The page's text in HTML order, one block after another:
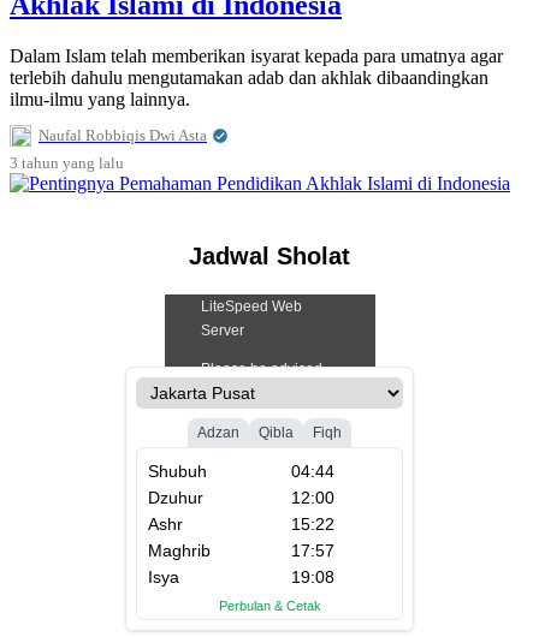
Dalam Islam telah memberikan isyarat kepada para umatnya agar
terlebih dahulu mengutamakan adab dan akhlak dibaandingkan
ilmu-ilmu yang lainnya.
Naufal Robbiqis Dwi Asta
3 tahun yang lalu
Jadwal Sholat